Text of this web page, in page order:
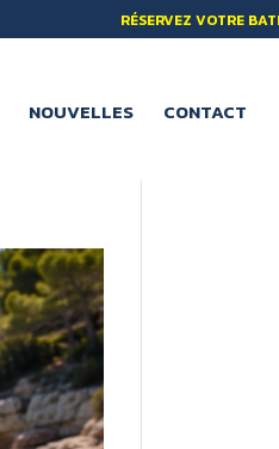
RÉSERVEZ VOTRE
NOUVELLES CONTACT